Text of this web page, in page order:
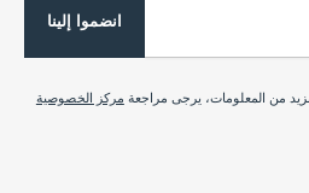
انضموا إلينا
من المعلومات، يرجى مراجعة مركز الخصوصية